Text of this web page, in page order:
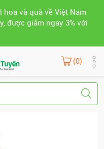
hoa và quà về Việt Nam
được giảm ngay 3% với
(0)